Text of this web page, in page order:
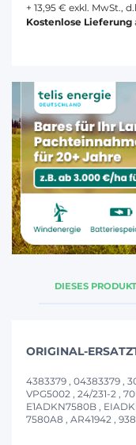
+ 13,95 € exkl. MwSt.,
Kostenlose Lieferung
DIESES
ORIGINAL-
4383379 , 04383379 ,
VPG5002 , 24/231-2 ,
E1ADKN7580B ,
7580A8 , AR41942 ,